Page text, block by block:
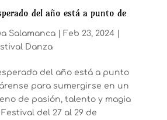
del año está a punto de
Salamanca| Feb 23, 2024|
Danza
del año está a punto
para sumergirse en un
de pasión, talento y magia
del 27 al 29 de